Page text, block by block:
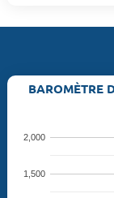
BAROMÈTRE
1,500
2,000